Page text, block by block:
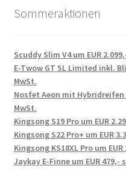
Sommeraktionen
Scuddy Slim V4 um EUR
E-Twow GT SL Limited inkl.
MwSt.
Nosfet Aeon mit Hybridreifen
MwSt.
Kingsong S19 Pro um EUR
Kingsong S22 Pro+ um EUR
Kingsong KS18XL Pro um
Jaykay E-Finne um EUR